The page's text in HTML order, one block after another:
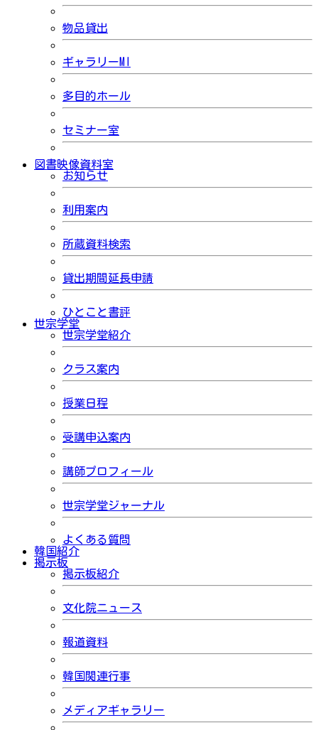
物品貸出
ギャラリーMI
多目的ホール
セミナー室
図書映像資料室
お知らせ
利用案内
所蔵資料検索
貸出期間延長申請
ひとこと書評
世宗学堂
世宗学堂紹介
クラス案内
授業日程
受講申込案内
講師プロフィール
世宗学堂ジャーナル
よくある質問
韓国紹介
掲示板
掲示板紹介
文化院ニュース
報道資料
韓国関連行事
メディアギャラリー